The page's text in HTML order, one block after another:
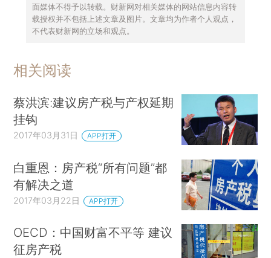
面媒体不得予以转载。财新网对相关媒体的网站信息内容转
载授权并不包括上述文章及图片。文章均为作者个人观点，
不代表财新网的立场和观点。
相关阅读
蔡洪滨:建议房产税与产权延期
挂钩
2017年03月31日 APP打开
白重恩：房产税“所有问题”都
有解决之道
2017年03月22日 APP打开
OECD：中国财富不平等 建议
征房产税